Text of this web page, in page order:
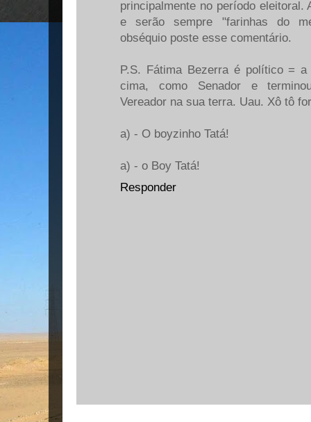
principalmente no período eleitoral.
e serão sempre "farinhas do
obséquio poste esse comentário.
P.S. Fátima Bezerra é político =
cima, como Senador e
Vereador na sua terra. Uau. Xô tô
a) - O boyzinho Tatá!
a) - o Boy Tatá!
Responder